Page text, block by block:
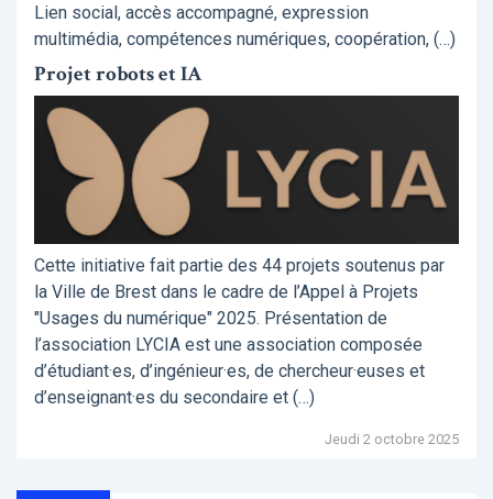
Lien social, accès accompagné, expression
multimédia, compétences numériques, coopération, (…)
Projet robots et IA
Cette initiative fait partie des 44 projets soutenus par
la Ville de Brest dans le cadre de l’Appel à Projets
"Usages du numérique" 2025. Présentation de
l’association LYCIA est une association composée
d’étudiant·es, d’ingénieur·es, de chercheur·euses et
d’enseignant·es du secondaire et (…)
Jeudi 2 octobre 2025